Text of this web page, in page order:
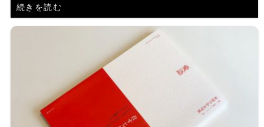
続きを読む